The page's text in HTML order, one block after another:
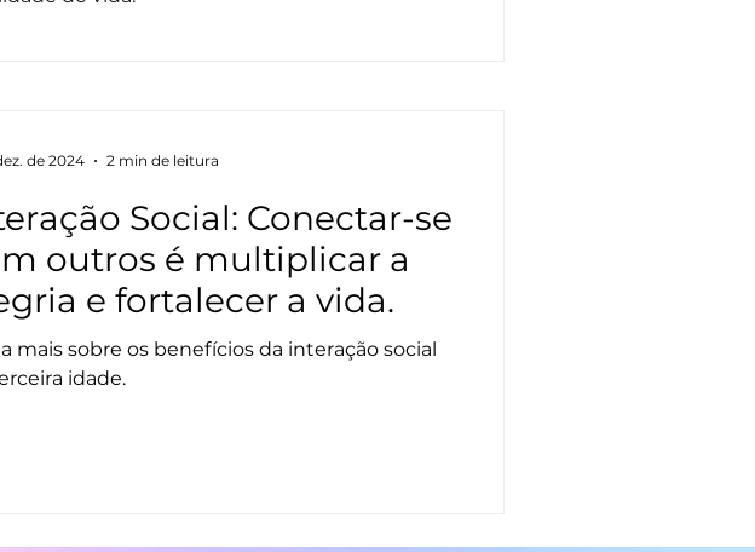
Social: Conectar-se
outros é multiplicar a
e fortalecer a vida.
mais sobre os benefícios da interação social
idade.
de 2024 2 min de leitura